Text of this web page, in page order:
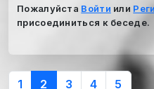
Пожалуйста Войти или
присоединиться к беседе.
1 2 3 4 5